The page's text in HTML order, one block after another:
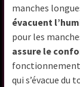
manches
évacuent
pour les
assure le
fonctionnement
qui s’évacue du